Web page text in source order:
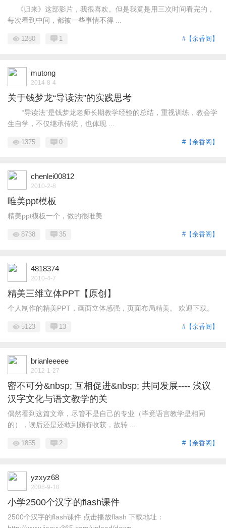
《归来》这部影片，我很喜欢。但是我竟是用三次时间看完的，
每次看到中间，都被一些事情不得 ...
#【余香阁】
1280 1
mutong
2014-8-4
关于钱梦龙“导读法”的实践思考
“导读法”是钱梦龙老师长期教学经验的总结，重视训练，教会学
生自学，不仅继承传统，也体现 ...
#【余香阁】
1375 0
chenlei00812
2010-2-8
唯美ppt模板
精美ppt模板一个，做的很唯美
#【余香阁】
8738 35
4818374
2010-4-7
精美三维立体PPT【原创】
个人制作的精美PPT，画面立体感强，页面布局精美。 欢迎下载。
#【余香阁】
5123 13
brianleeeee
2012-1-27
密不可分&nbsp; 互相促进&nbsp; 共同发展---- 浅议
汉字文化与语文教学的关
偶然看到这篇文章，尽管不是自己的专业（毕竟语言教学是相同
的），读后还是还敢到颇有收获，故转 ...
#【余香阁】
1855 2
yzxyz68
2008-9-10
小学2500个汉字的flash课件
2500个汉字的flash课件 点击播放flash 下载地址：